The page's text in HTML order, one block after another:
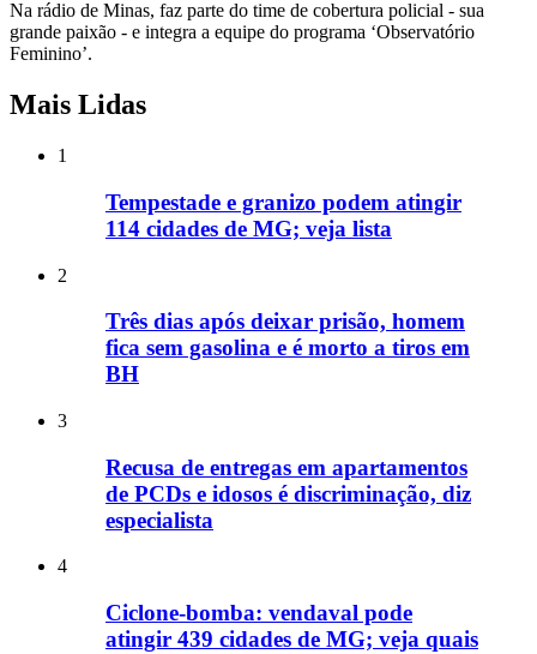
Na rádio de Minas, faz parte do time de cobertura policial - sua
grande paixão - e integra a equipe do programa ‘Observatório
Feminino’.
Mais Lidas
1
Tempestade e granizo podem atingir
114 cidades de MG; veja lista
2
Três dias após deixar prisão, homem
fica sem gasolina e é morto a tiros em
BH
3
Recusa de entregas em apartamentos
de PCDs e idosos é discriminação, diz
especialista
4
Ciclone-bomba: vendaval pode
atingir 439 cidades de MG; veja quais